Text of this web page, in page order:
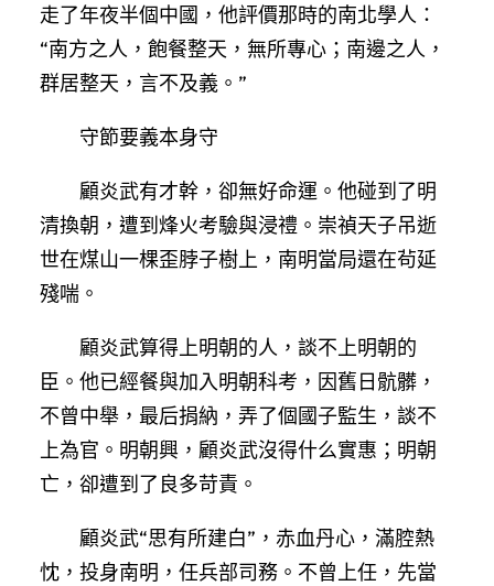
走了年夜半個中國，他評價那時的南北學人：
“南方之人，飽餐整天，無所專心；南邊之人，
群居整天，言不及義。”
守節要義本身守
顧炎武有才幹，卻無好命運。他碰到了明
清換朝，遭到烽火考驗與浸禮。崇禎天子吊逝
世在煤山一棵歪脖子樹上，南明當局還在茍延
殘喘。
顧炎武算得上明朝的人，談不上明朝的
臣。他已經餐與加入明朝科考，因舊日骯髒，
不曾中舉，最后捐納，弄了個國子監生，談不
上為官。明朝興，顧炎武沒得什么實惠；明朝
亡，卻遭到了良多苛責。
顧炎武“思有所建白”，赤血丹心，滿腔熱
忱，投身南明，任兵部司務。不曾上任，先當